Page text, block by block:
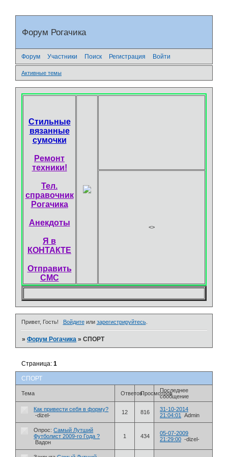
Форум Рогачика
Форум Участники Поиск Регистрация Войти
Активные темы
Стильные
вязанные
сумочки
Ремонт
техники!
Тел.
справочник
Рогачика
Анекдоты
Я в
КОНТАКТЕ
Отправить
СМС
<>
Привет, Гость! Войдитеили зарегистрируйтесь.
»Форум Рогачика »СПОРТ
СПОРТ
Страница:1
Тема ОтветовПросмотровПоследнее
сообщение
Как привести себя в форму?
-dizel-
12 816
31-10-2014
21:04:01
Admin
Опрос: Самый Лутший
Футболист 2009-го Года ?
Вадон
1 434
05-07-2009
21:29:00 -dizel-